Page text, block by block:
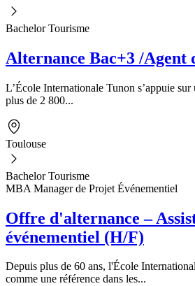
Bachelor Tourisme
Alternance Bac+3 /Agent
L’École Internationale Tunon s’appuie sur
plus de 2 800...
Toulouse
Bachelor Tourisme
MBA Manager de Projet Événementiel
Offre d'alternance –
événementiel (H/F)
Depuis plus de 60 ans, l'École
comme une référence dans les...